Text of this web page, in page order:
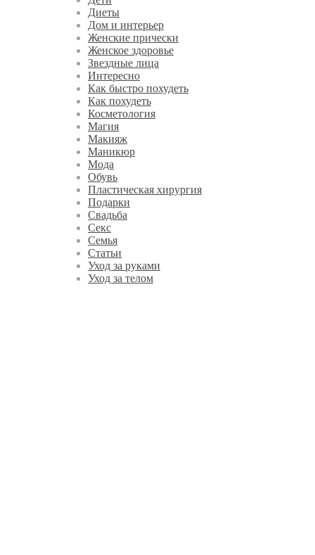
Диеты
Дом и интерьер
Женские прически
Женское здоровье
Звездные лица
Интересно
Как быстро похудеть
Как похудеть
Косметология
Магия
Макияж
Маникюр
Мода
Обувь
Пластическая хирургия
Подарки
Свадьба
Секс
Семья
Статьи
Уход за руками
Уход за телом